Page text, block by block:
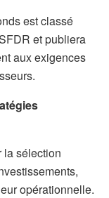
est classé
et publiera
aux exigences
la sélection
opérationnelle.